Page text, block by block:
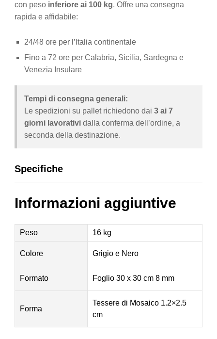
con peso inferiore ai 100 kg. Offre una consegna
rapida e affidabile:
24/48 ore per l’Italia continentale
Fino a 72 ore per Calabria, Sicilia, Sardegna e
Venezia Insulare
Tempi di consegna generali:
Le spedizioni su pallet richiedono dai 3 ai 7
giorni lavorativi dalla conferma dell’ordine, a
seconda della destinazione.
Specifiche
Informazioni aggiuntive
Peso 16 kg
Colore Grigio e Nero
Formato Foglio 30 x 30 cm 8 mm
Forma
Tessere di Mosaico 1.2×2.5
cm